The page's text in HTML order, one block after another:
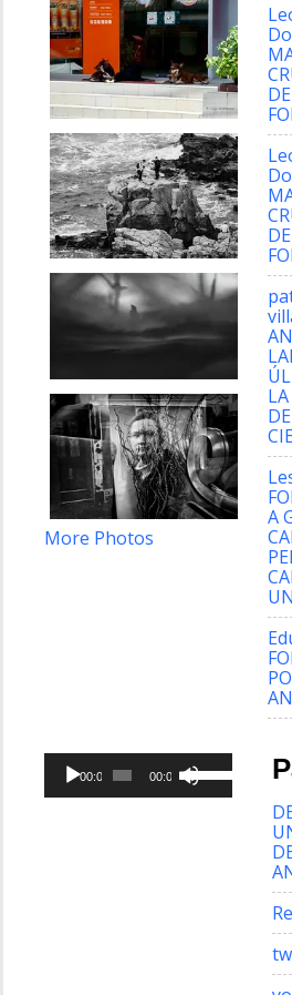
A
More Photos
Reproductor
audio
00:00 00:00
Utiliza
las
teclas
arriba/abajo